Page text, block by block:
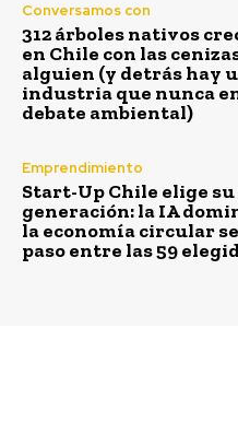
Conversamos con
312 árboles nativos
en Chile con las
alguien (y detrás hay
industria que nunca
debate ambiental)
Emprendimiento
Start-Up Chile elige
generación: la IA
la economía circular
paso entre las 59